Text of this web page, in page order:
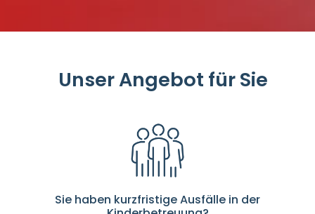
Unser Angebot für Sie
Sie haben kurzfristige Ausfälle in der